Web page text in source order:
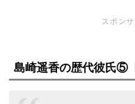
スポン
島崎遥香の歴代彼氏⑤